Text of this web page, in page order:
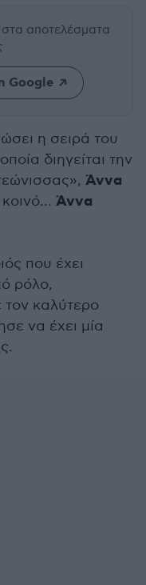
στα αποτελέσματα
Google
η σειρά του
διηγείται την
Άννα
Άννα
που έχει
ρόλο,
τον καλύτερο
να έχει μία